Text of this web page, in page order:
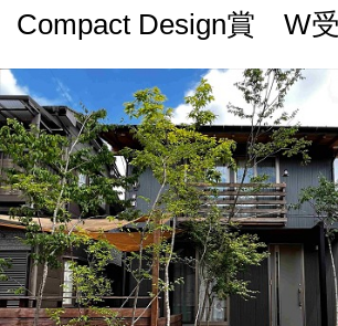
Compact Design賞 W